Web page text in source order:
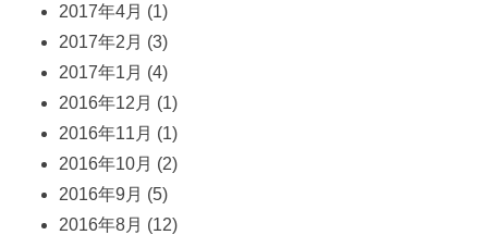
2017年4月 (1)
2017年2月 (3)
2017年1月 (4)
2016年12月 (1)
2016年11月 (1)
2016年10月 (2)
2016年9月 (5)
2016年8月 (12)